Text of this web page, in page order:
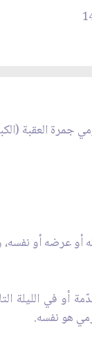
العقبة
عرضه أو نفسه،
أو في الليلة
هو نفسه.